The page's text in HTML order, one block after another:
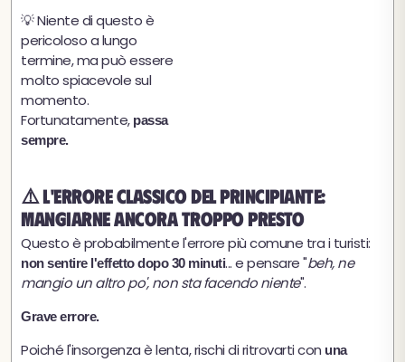
💡 Niente di questo è
pericoloso a lungo
termine, ma può essere
molto spiacevole sul
momento.
Fortunatamente, passa
sempre.
⚠️ L'errore classico del principiante:
mangiarne ancora troppo presto
Questo è probabilmente l'errore più comune tra i turisti:
non sentire l'effetto dopo 30 minuti... e pensare "beh, ne
mangio un altro po', non sta facendo niente".
Grave errore.
Poiché l'insorgenza è lenta, rischi di ritrovarti con una